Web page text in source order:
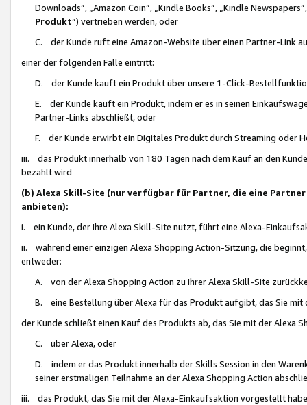
Downloads“, „Amazon Coin“, „Kindle Books“, „Kindle
Produkt“) vertrieben werden, oder
C. der Kunde ruft eine Amazon-Website über einen Partner-Link
einer der folgenden Fälle eintritt:
D. der Kunde kauft ein Produkt über unsere 1-Click-
E. der Kunde kauft ein Produkt, indem er es in seinen
Partner-Links abschließt, oder
F. der Kunde erwirbt ein Digitales Produkt durch Streaming oder
iii. das Produkt innerhalb von 180 Tagen nach dem Kauf an den
bezahlt wird
(b) Alexa Skill-Site (nur verfügbar für Partner, die eine
anbieten):
i. ein Kunde, der Ihre Alexa Skill-Site nutzt, führt eine Alexa-
ii. während einer einzigen Alexa Shopping Action-Sitzung, die
entweder:
A. von der Alexa Shopping Action zu Ihrer Alexa Skill-Site
B. eine Bestellung über Alexa für das Produkt aufgibt, das Sie mit
der Kunde schließt einen Kauf des Produkts ab, das Sie mit der Alexa
C. über Alexa, oder
D. indem er das Produkt innerhalb der Skills Session in den
seiner erstmaligen Teilnahme an der Alexa Shopping Action
iii. das Produkt, das Sie mit der Alexa-Einkaufsaktion vorgestellt